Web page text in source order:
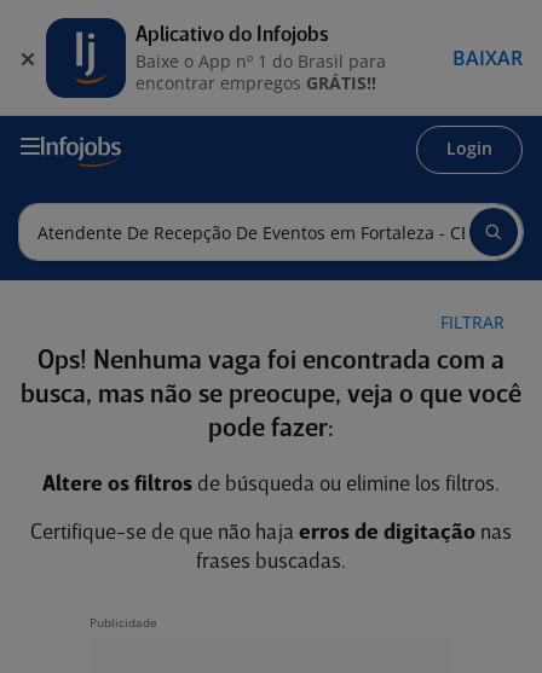
Login
FILTRAR
Ops! Nenhuma vaga foi encontrada com a
busca, mas não se preocupe, veja o que você
pode fazer:
Altere os filtros de búsqueda ou elimine los filtros.
Certifique-se de que não haja erros de digitação nas
frases buscadas.
Aplicativo do Infojobs
Baixe o App nº 1 do Brasil para
encontrar empregos GRÁTIS!!
BAIXAR